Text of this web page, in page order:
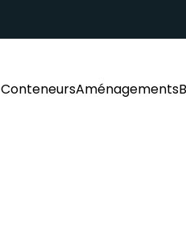
ConteneursAménagements